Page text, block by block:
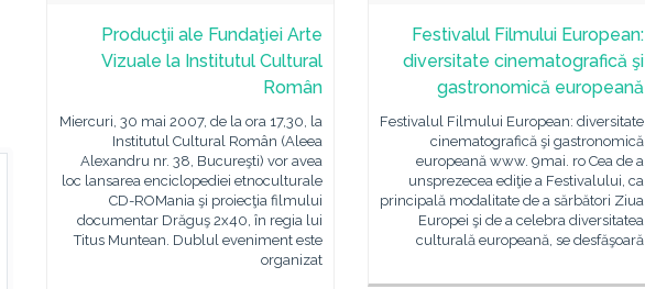
Producţii ale Fundaţiei Arte
Vizuale la Institutul Cultural
Român
Miercuri, 30 mai 2007, de la ora 17,30, la
Institutul Cultural Român (Aleea
Alexandru nr. 38, Bucureşti) vor avea
loc lansarea enciclopediei etnoculturale
CD-ROMania şi proiecţia filmului
documentar Drăguş 2x40, în regia lui
Titus Muntean. Dublul eveniment este
organizat
Festivalul Filmului European:
diversitate cinematografică şi
gastronomică europeană
Festivalul Filmului European: diversitate
cinematografică şi gastronomică
europeană www. 9mai. ro Cea de a
unsprezecea ediţie a Festivalului, ca
principală modalitate de a sărbători Ziua
Europei şi de a celebra diversitatea
culturală europeană, se desfăşoară